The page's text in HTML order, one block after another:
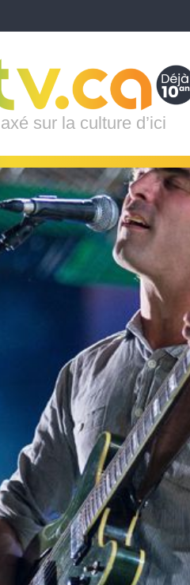
sur la culture d’ici